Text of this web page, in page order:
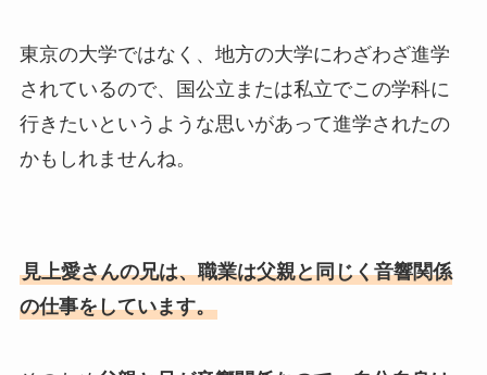
東京の大学ではなく、地方の大学にわざわざ進学
されているので、国公立または私立でこの学科に
行きたいというような思いがあって進学されたの
かもしれませんね。
見上愛さんの兄は、職業は父親と同じく音響関係
の仕事をしています。